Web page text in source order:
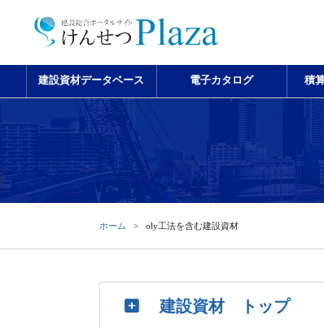
建設資材データベース 電子カタログ 積
ホーム oly工法を含む建設資材
建設資材 トップ